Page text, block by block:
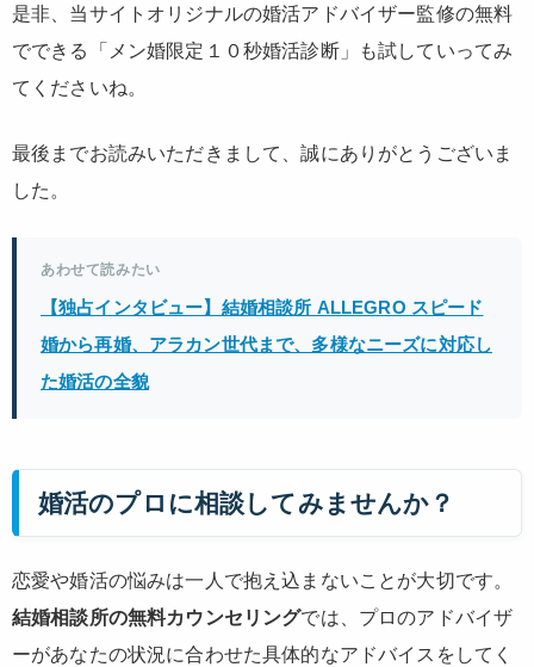
是非、当サイトオリジナルの婚活アドバイザー監修の無料
でできる「メン婚限定１０秒婚活診断」も試していってみ
てくださいね。
最後までお読みいただきまして、誠にありがとうございま
した。
あわせて読みたい
【独占インタビュー】結婚相談所 ALLEGRO スピード
婚から再婚、アラカン世代まで、多様なニーズに対応し
た婚活の全貌
婚活のプロに相談してみませんか？
恋愛や婚活の悩みは一人で抱え込まないことが大切です。
結婚相談所の無料カウンセリングでは、プロのアドバイザ
ーがあなたの状況に合わせた具体的なアドバイスをしてく